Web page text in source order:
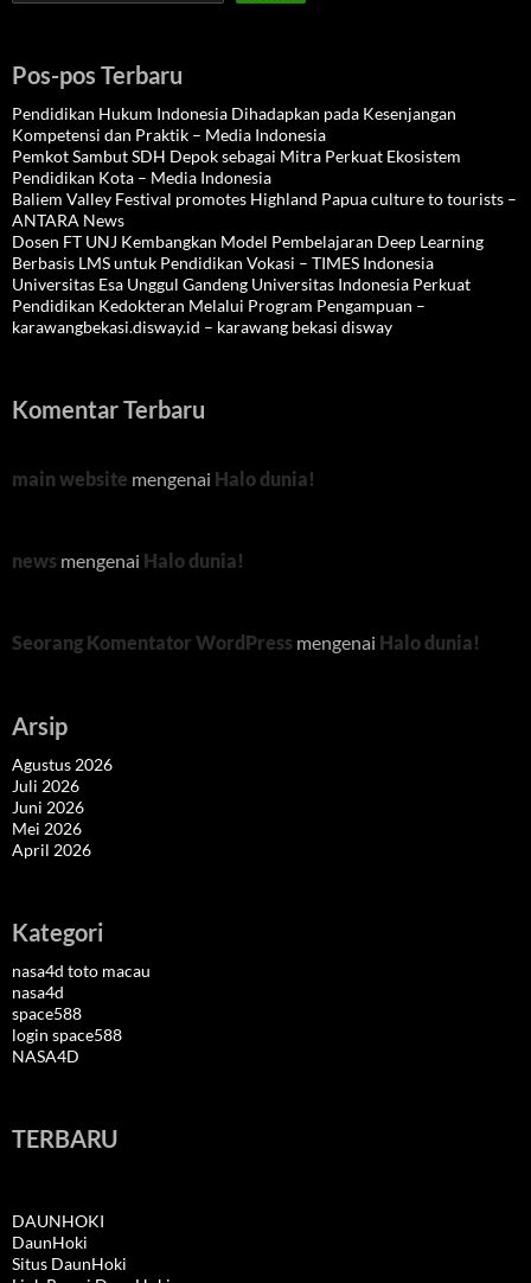
Pos-pos Terbaru
Pendidikan Hukum Indonesia Dihadapkan pada Kesenjangan
Kompetensi dan Praktik – Media Indonesia
Pemkot Sambut SDH Depok sebagai Mitra Perkuat Ekosistem
Pendidikan Kota – Media Indonesia
Baliem Valley Festival promotes Highland Papua culture to tourists –
ANTARA News
Dosen FT UNJ Kembangkan Model Pembelajaran Deep Learning
Berbasis LMS untuk Pendidikan Vokasi – TIMES Indonesia
Universitas Esa Unggul Gandeng Universitas Indonesia Perkuat
Pendidikan Kedokteran Melalui Program Pengampuan –
karawangbekasi.disway.id – karawang bekasi disway
Komentar Terbaru
main website mengenai Halo dunia!
news mengenai Halo dunia!
Seorang Komentator WordPress mengenai Halo dunia!
Arsip
Agustus 2026
Juli 2026
Juni 2026
Mei 2026
April 2026
Kategori
nasa4d toto macau
nasa4d
space588
login space588
NASA4D
TERBARU
DAUNHOKI
DaunHoki
Situs DaunHoki